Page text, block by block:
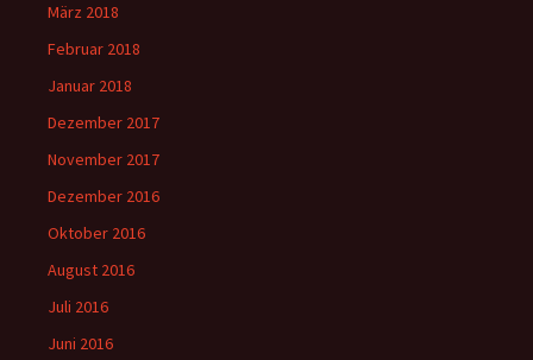
März 2018
Februar 2018
Januar 2018
Dezember 2017
November 2017
Dezember 2016
Oktober 2016
August 2016
Juli 2016
Juni 2016